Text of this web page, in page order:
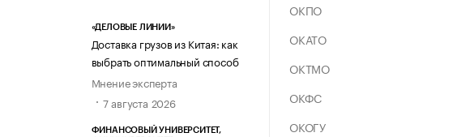
«ДЕЛОВЫЕ ЛИНИИ»
Доставка грузов из Китая: как
выбрать оптимальный способ
Мнение эксперта
7 августа 2026
ФИНАНСОВЫЙ УНИВЕРСИТЕТ,
ОКПО
ОКАТО
ОКТМО
ОКФС
ОКОГУ